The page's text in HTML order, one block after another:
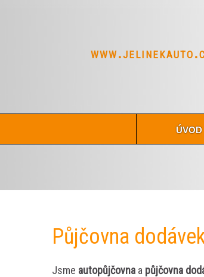
úvod
Půjčovna
Jsme autopůjčovna a půjčovna